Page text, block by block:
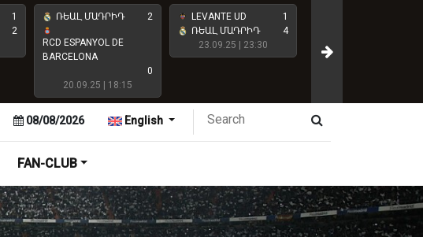
1
2
ՌԵԱԼ ՄԱԴՐԻԴ 2
RCD ESPANYOL DE
BARCELONA
0
20.09.25 | 18:15
LEVANTE UD
1
ՌԵԱԼ ՄԱԴՐԻԴ
4
23.09.25 | 23:30
English
08/08/2026
FAN-CLUB